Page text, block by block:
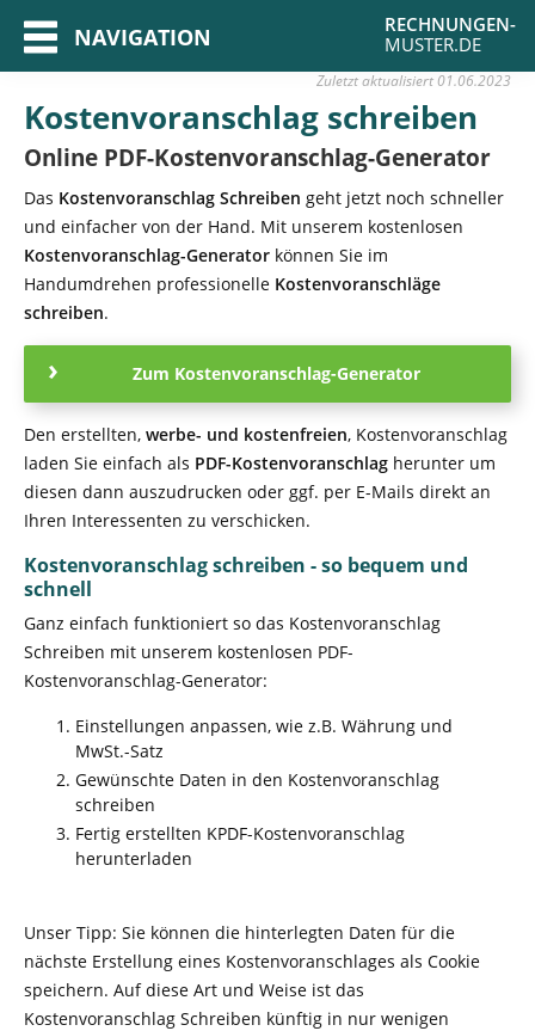
NAVIGATION
RECHNUNGEN-
MUSTER.DE
Zuletzt aktualisiert01.06.2023
Kostenvoranschlag schreiben
Online PDF-Kostenvoranschlag-Generator
Das Kostenvoranschlag Schreiben geht jetzt noch schneller
und einfacher von der Hand. Mit unserem kostenlosen
Kostenvoranschlag-Generator können Sie im
Handumdrehen professionelle Kostenvoranschläge
schreiben.
Zum Kostenvoranschlag-Generator
Den erstellten, werbe- und kostenfreien, Kostenvoranschlag
laden Sie einfach als PDF-Kostenvoranschlag herunter um
diesen dann auszudrucken oder ggf. per E-Mails direkt an
Ihren Interessenten zu verschicken.
Kostenvoranschlag schreiben - so bequem und
schnell
Ganz einfach funktioniert so das Kostenvoranschlag
Schreiben mit unserem kostenlosen PDF-
Kostenvoranschlag-Generator:
Einstellungen anpassen, wie z.B. Währung und
MwSt.-Satz
Gewünschte Daten in den Kostenvoranschlag
schreiben
Fertig erstellten KPDF-Kostenvoranschlag
herunterladen
Unser Tipp: Sie können die hinterlegten Daten für die
nächste Erstellung eines Kostenvoranschlages als Cookie
speichern. Auf diese Art und Weise ist das
Kostenvoranschlag Schreiben künftig in nur wenigen